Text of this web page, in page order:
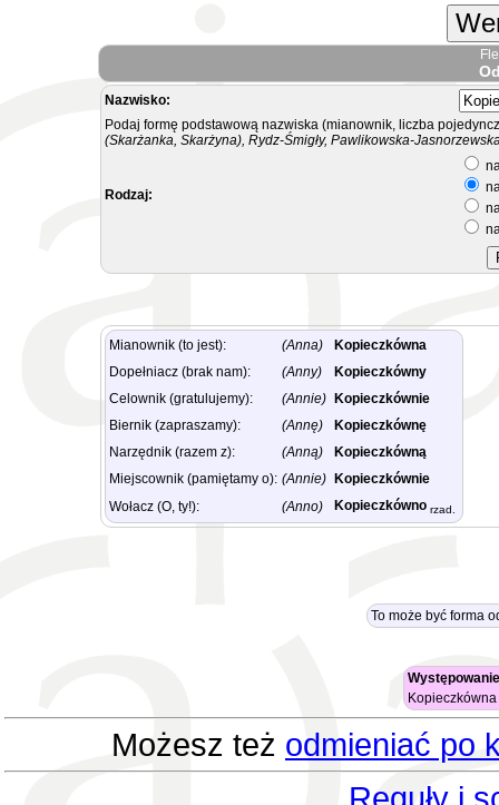
Nazwisko:
Podaj formę podstawową nazwiska (mianownik, liczba
(Skarżanka, Skarżyna), Rydz-Śmigły, Pawlikowska-
Rodzaj:
Mianownik (to jest): (Anna)
Kopieczkówna
Dopełniacz (brak nam):
(Anny)
Kopieczkówny
Celownik (gratulujemy):
(Annie)
Kopieczkównie
Biernik (zapraszamy):
(Annę)
Kopieczkównę
Narzędnik (razem z):
(Anną)
Kopieczkówną
Miejscownik (pamiętamy o): (Annie)
Kopieczkównie
Wołacz (O, ty!):
(Anno) Kopieczkówno rzad.
To może być forma
Kopieczkówna
Możesz też odmieniać po